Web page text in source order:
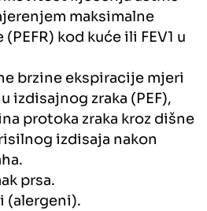
maksimalne
kod kuće ili FEV1 u
brzine ekspiracije mjeri
izdisajnog zraka (PEF),
protoka zraka kroz dišne
izdisaja nakon
prsa.
(alergeni).